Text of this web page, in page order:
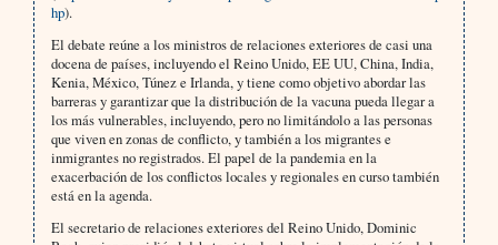
hp).
El debate reúne a los ministros de relaciones exteriores de casi una
docena de países, incluyendo el Reino Unido, EE UU, China, India,
Kenia, México, Túnez e Irlanda, y tiene como objetivo abordar las
barreras y garantizar que la distribución de la vacuna pueda llegar a
los más vulnerables, incluyendo, pero no limitándolo a las personas
que viven en zonas de conflicto, y también a los migrantes e
inmigrantes no registrados. El papel de la pandemia en la
exacerbación de los conflictos locales y regionales en curso también
está en la agenda.
El secretario de relaciones exteriores del Reino Unido, Dominic